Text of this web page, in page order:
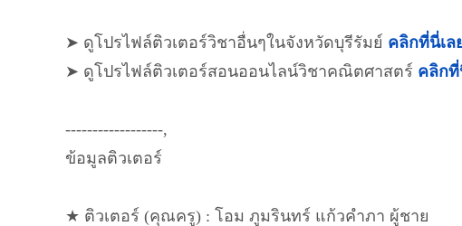
➤ ดูโปรไฟล์ติวเตอร์วิชาอื่นๆในจังหวัดบุรีรัมย์ คลิกที่นี่เล
➤ ดูโปรไฟล์ติวเตอร์สอนออนไลน์วิชาคณิตศาสตร์ คลิกที่
------------------,
ข้อมูลติวเตอร์
★ ติวเตอร์ (คุณครู) : โอม ภูมรินทร์ แก้วคำภา ผู้ชาย